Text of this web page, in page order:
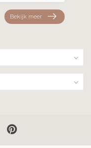
Bekijk meer